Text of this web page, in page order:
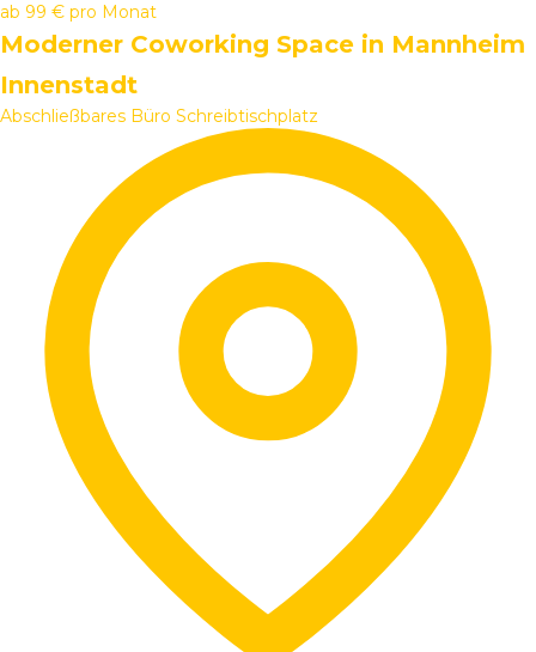
ab 99 € pro Monat
Moderner Coworking Space in Mannheim
Innenstadt
Abschließbares Büro Schreibtischplatz